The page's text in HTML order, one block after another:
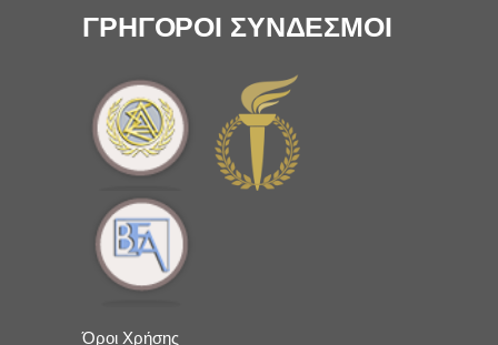
ΓΡΗΓΟΡΟΙ ΣΥΝΔΕΣΜΟΙ
Όροι Χρήσης